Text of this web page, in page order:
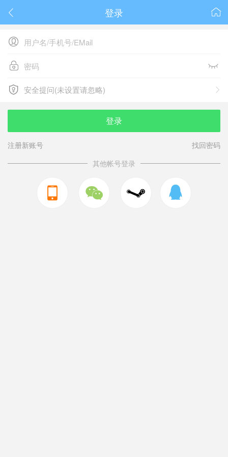
 
登录

 
 
安全提问(未设置请忽略)
安全提问(未设置请忽略)
登录
注册新账号
找回密码
其他帐号登录
  